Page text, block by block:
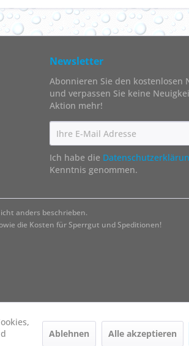
Newsletter
Abonnieren Sie den kostenlosen
und verpassen Sie keine
Aktion mehr!
Ich habe die
Kenntnis genommen.
anders beschrieben.
die Kosten für Sperrgut und Speditionen!
Ablehnen Alle akzeptieren